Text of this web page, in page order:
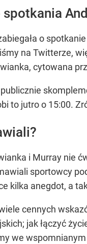
o
na Twitterze,
cytowana
to jutro o 15:00.
i Murray nie
sportowcy
kilka anegdot, a
cennych
jak łączyć
we